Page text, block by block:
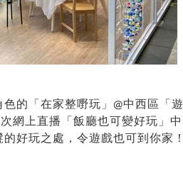
的「在家整嘢玩」@中西區「
網上直播「飯廳也可變好玩」
好玩之處，令遊戲也可到你家！